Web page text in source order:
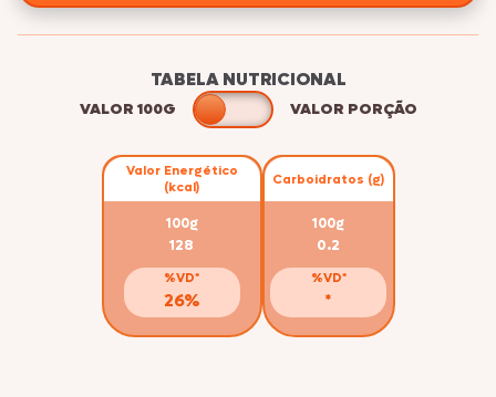
TABELA NUTRICIONAL
VALOR 100G VALOR PORÇÃO
Valor Energético
(kcal)
100g
128
%VD*
26%
Carboidratos (g)
100g
0.2
%VD*
*